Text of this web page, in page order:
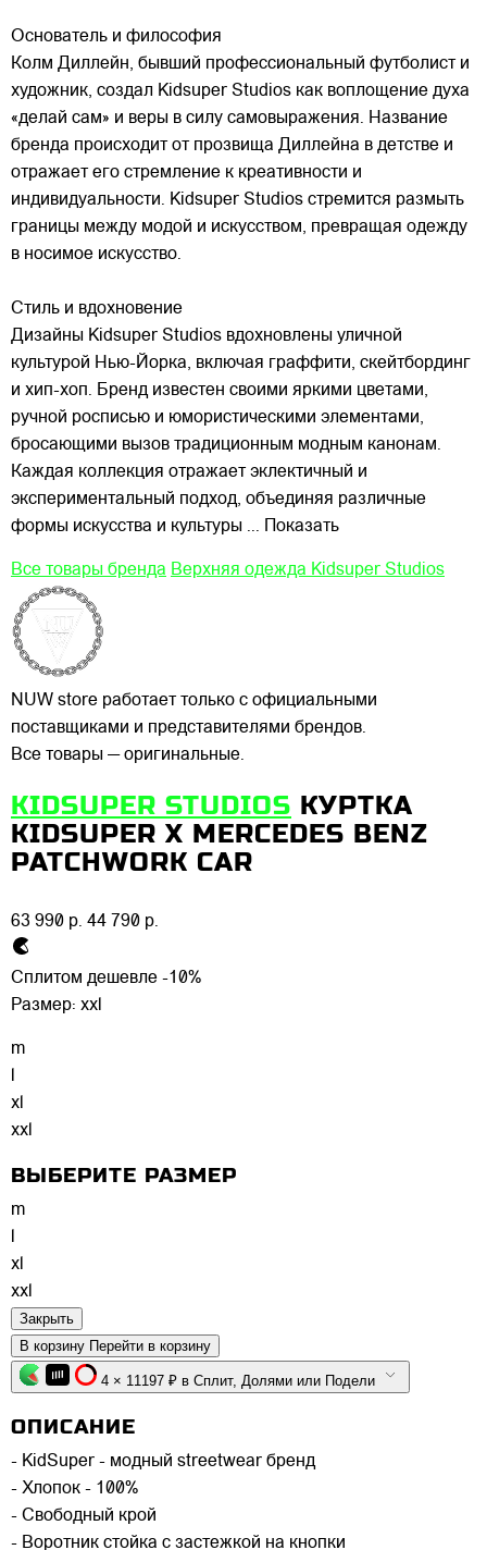
Основатель и философия
Колм Диллейн, бывший профессиональный футболист и
художник, создал Kidsuper Studios как воплощение духа
«делай сам» и веры в силу самовыражения. Название
бренда происходит от прозвища Диллейна в детстве и
отражает его стремление к креативности и
индивидуальности. Kidsuper Studios стремится размыть
границы между модой и искусством, превращая одежду
в носимое искусство.
Стиль и вдохновение
Дизайны Kidsuper Studios вдохновлены уличной
культурой Нью-Йорка, включая граффити, скейтбординг
и хип-хоп. Бренд известен своими яркими цветами,
ручной росписью и юмористическими элементами,
бросающими вызов традиционным модным канонам.
Каждая коллекция отражает эклектичный и
экспериментальный подход, объединяя различные
формы искусства и культуры ... Показать
Все товары бренда Верхняя одежда Kidsuper Studios
NUW store работает только с официальными
поставщиками и представителями брендов.
Все товары — оригинальные.
KIDSUPER STUDIOS КУРТКА
KIDSUPER X MERCEDES BENZ
PATCHWORK CAR
63 990 р. 44 790 р.
Сплитом дешевле -10%
Размер: xxl
m
xl
xxl
ВЫБЕРИТЕ РАЗМЕР
m
l
xl
xxl
Закрыть
В корзину Перейти в корзину
4 × 11197 ₽ в Сплит, Долями или Подели
ОПИСАНИЕ
- KidSuper - модный streetwear бренд
- Хлопок - 100%
- Свободный крой
- Воротник стойка с застежкой на кнопки